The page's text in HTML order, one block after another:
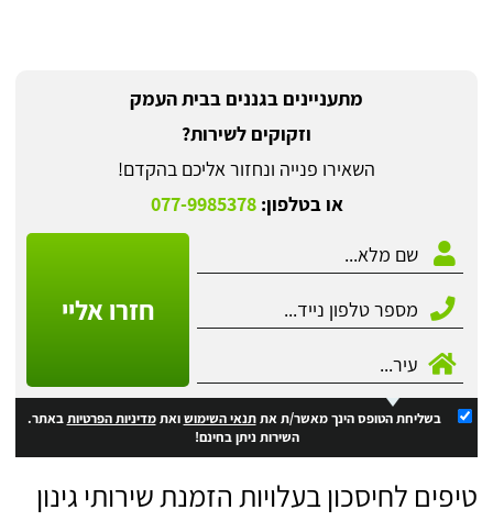
מתעניינים בגננים בבית העמק
וזקוקים לשירות?
השאירו פנייה ונחזור אליכם בהקדם!
או בטלפון:077-9985378
חזרו אליי
בשליחת הטופס הינך מאשר/ת אתתנאי השימושואתמדיניות הפרטיותבאתר.
השירות ניתן בחינם!
טיפים לחיסכון בעלויות הזמנת שירותי גינון